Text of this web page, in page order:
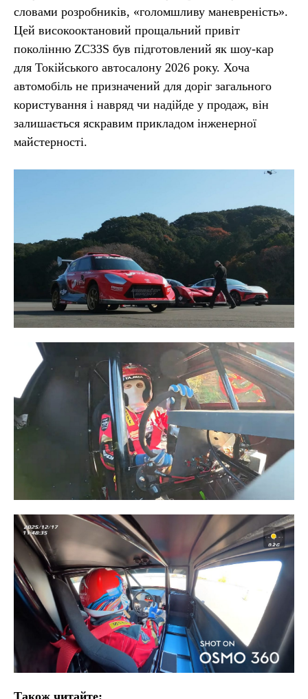
словами розробників, «голомшливу маневреність».
Цей високооктановий прощальний привіт
поколінню ZC33S був підготовлений як шоу-кар
для Токійського автосалону 2026 року. Хоча
автомобіль не призначений для доріг загального
користування і навряд чи надійде у продаж, він
залишається яскравим прикладом інженерної
майстерності.
Також читайте: